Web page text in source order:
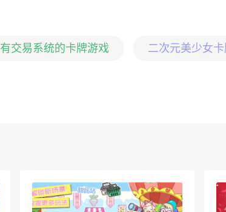
有交易系统的卡牌游戏 二次元美少女